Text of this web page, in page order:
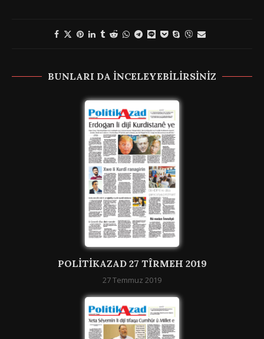
BUNLARI DA INCELEYEBILIRSINIZ
POLITIKAZAD 27 TÎRMEH 2019
27 Temmuz 2019